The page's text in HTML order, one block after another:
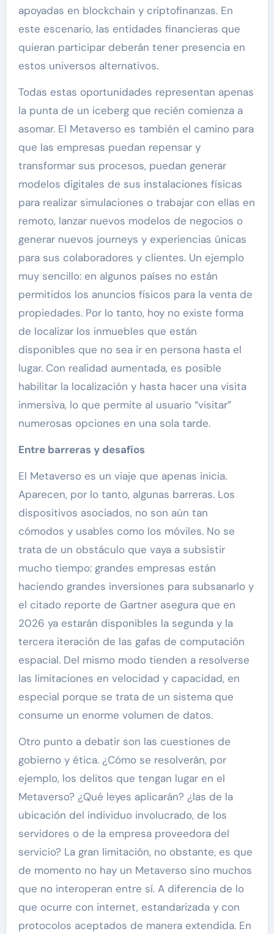
apoyadas en blockchain y criptofinanzas. En
este escenario, las entidades financieras que
quieran participar deberán tener presencia en
estos universos alternativos.
Todas estas oportunidades representan apenas
la punta de un iceberg que recién comienza a
asomar. El Metaverso es también el camino para
que las empresas puedan repensar y
transformar sus procesos, puedan generar
modelos digitales de sus instalaciones físicas
para realizar simulaciones o trabajar con ellas en
remoto, lanzar nuevos modelos de negocios o
generar nuevos journeys y experiencias únicas
para sus colaboradores y clientes. Un ejemplo
muy sencillo: en algunos países no están
permitidos los anuncios físicos para la venta de
propiedades. Por lo tanto, hoy no existe forma
de localizar los inmuebles que están
disponibles que no sea ir en persona hasta el
lugar. Con realidad aumentada, es posible
habilitar la localización y hasta hacer una visita
inmersiva, lo que permite al usuario “visitar”
numerosas opciones en una sola tarde.
Entre barreras y desafíos
El Metaverso es un viaje que apenas inicia.
Aparecen, por lo tanto, algunas barreras. Los
dispositivos asociados, no son aún tan
cómodos y usables como los móviles. No se
trata de un obstáculo que vaya a subsistir
mucho tiempo: grandes empresas están
haciendo grandes inversiones para subsanarlo y
el citado reporte de Gartner asegura que en
2026 ya estarán disponibles la segunda y la
tercera iteración de las gafas de computación
espacial. Del mismo modo tienden a resolverse
las limitaciones en velocidad y capacidad, en
especial porque se trata de un sistema que
consume un enorme volumen de datos.
Otro punto a debatir son las cuestiones de
gobierno y ética. ¿Cómo se resolverán, por
ejemplo, los delitos que tengan lugar en el
Metaverso? ¿Qué leyes aplicarán? ¿las de la
ubicación del individuo involucrado, de los
servidores o de la empresa proveedora del
servicio? La gran limitación, no obstante, es que
de momento no hay un Metaverso sino muchos
que no interoperan entre sí. A diferencia de lo
que ocurre con internet, estandarizada y con
protocolos aceptados de manera extendida. En